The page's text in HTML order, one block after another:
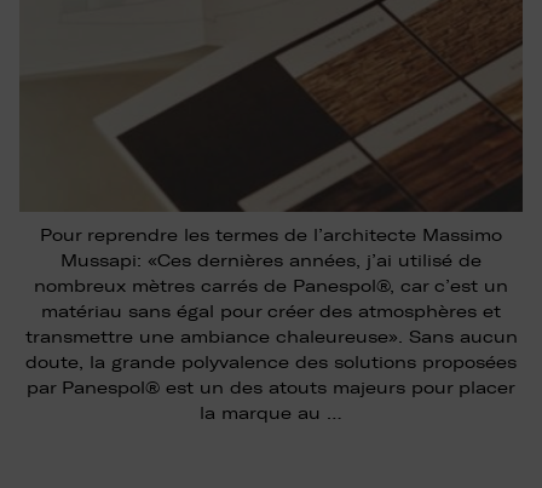
Pour reprendre les termes de l’architecte Massimo
Mussapi: «Ces dernières années, j’ai utilisé de
nombreux mètres carrés de Panespol®, car c’est un
matériau sans égal pour créer des atmosphères et
transmettre une ambiance chaleureuse». Sans aucun
doute, la grande polyvalence des solutions proposées
par Panespol® est un des atouts majeurs pour placer
la marque au …